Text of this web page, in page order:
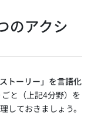
のアクシ
トーリー」を言語化
と（上記4分野）を
しておきましょう。